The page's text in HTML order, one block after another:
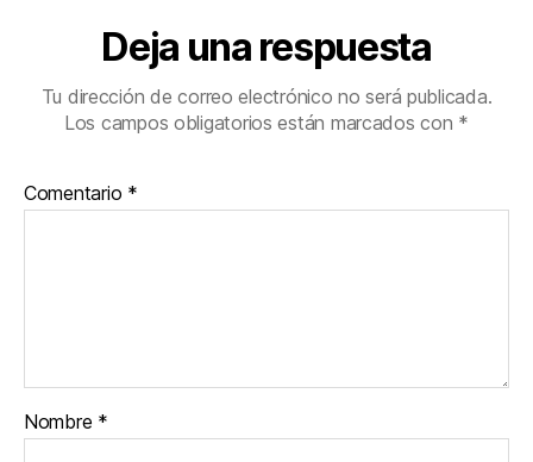
Deja una respuesta
Tu dirección de correo electrónico no será publicada.
Los campos obligatorios están marcados con *
Comentario *
Nombre *